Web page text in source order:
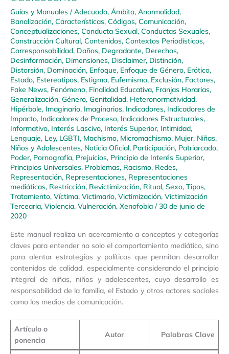
Guías y Manuales /Adecuado, Ámbito, Anormalidad,
Banalización, Características, Códigos, Comunicación,
Conceptualizaciones, Conducta Sexual, Conductas Sexuales,
Construcción Cultural, Contenidos, Contextos Periodísticos,
Corresponsabilidad, Daños, Degradante, Derechos,
Desinformación, Dimensiones, Disclaimer, Distinción,
Distorsión, Dominación, Enfoque, Enfoque de Género, Erótico,
Estado, Estereotipos, Estigma, Eufemismo, Exclusión, Factores,
Fake News, Fenómeno, Finalidad Educativa, Franjas Horarias,
Generalización, Género, Genitalidad, Heteronormatividad,
Hipérbole, Imaginario, Imaginarios, Indicadores, Indicadores de
Impacto, Indicadores de Proceso, Indicadores Estructurales,
Informativo, Interés Lascivo, Interés Superior, Intimidad,
Lenguaje, Ley, LGBTI, Machismo, Micromachismo, Mujer, Niñas,
Niños y Adolescentes, Noticia Oficial, Participación, Patriarcado,
Poder, Pornografía, Prejuicios, Principio de Interés Superior,
Principios Universales, Problemas, Racismo, Redes,
Representación, Representaciones, Representaciones
mediáticas, Restricción, Revictimización, Ritual, Sexo, Tipos,
Tratamiento, Víctima, Victimario, Victimización, Victimización
Tercearia, Violencia, Vulneración, Xenofobia /30 de junio de
2020
Este manual realiza un acercamiento a conceptos y categorías
claves para entender no solo el comportamiento mediático, sino
para alentar estrategias y políticas que permitan desarrollar
contenidos de calidad, especialmente considerando el principio
integral de niñas, niños y adolescentes, cuyo desarrollo es
responsabilidad de la familia, el Estado y otros actores sociales
como los medios de comunicación.
Artículo o
ponencia
Autor Palabras Clave